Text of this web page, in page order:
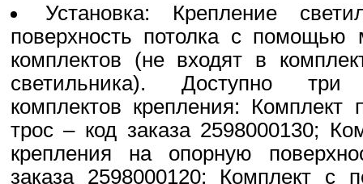
Установка: Крепление
поверхность потолка с помощью
комплектов (не входят в
светильника). Доступно три
комплектов крепления: Комплект
трос – код заказа 2598000130;
крепления на опорную
заказа 2598000120; Комплект с